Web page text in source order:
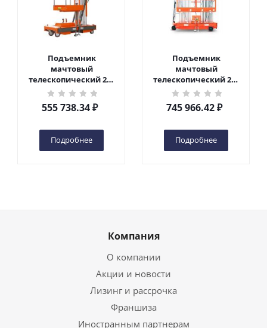
Подъемник
мачтовый
телескопический 200
кг 6 м TOR GTWY6-200S
DC 2-мачтовый
(автономный) (G) в
555 738.34₽
Подробнее
Подъемник
мачтовый
телескопический 200
кг 10 м TOR GTWY10-
200S DC 2-мачтовый
(автономный) (N) в
745 966.42₽
Подробнее
Компания
О компании
Акции и новости
Лизинг и рассрочка
Франшиза
Иностранным партнерам